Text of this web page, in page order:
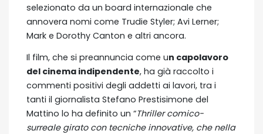
selezionato da un board internazionale che
annovera nomi come Trudie Styler; Avi Lerner;
Mark e Dorothy Canton e altri ancora.
Il film, che si preannuncia come un capolavoro
del cinema indipendente, ha già raccolto i
commenti positivi degli addetti ai lavori, tra i
tanti il giornalista Stefano Prestisimone del
Mattino lo ha definito un “Thriller comico-
surreale girato con tecniche innovative, che nella